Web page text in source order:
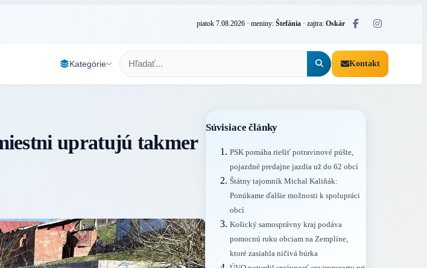
piatok 7.08.2026 · meniny: Štefánia · zajtra: Oskár
Kategórie Kontakt
upratujú takmer
Súvisiace články
PSK pomáha riešiť potravinové púšte,
pojazdné predajne jazdia už do 62 obcí
Štátny tajomník Michal Kaliňák:
Ponúkame ďalšie možnosti k spolupráci
obcí
Košický samosprávny kraj podáva
pomocnú ruku obciam na Zemplíne,
ktoré zasiahla ničivá búrka